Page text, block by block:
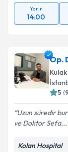
Yarın
14:00
Op.
5 (9
Uzun süredir
ve Doktor Sefa...
Kolan Hospital